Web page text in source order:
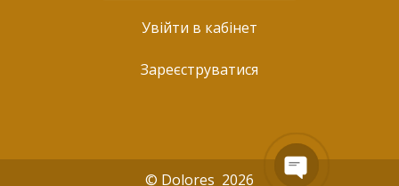
Увійти в кабінет
Зареєструватися
© Dolores 2026